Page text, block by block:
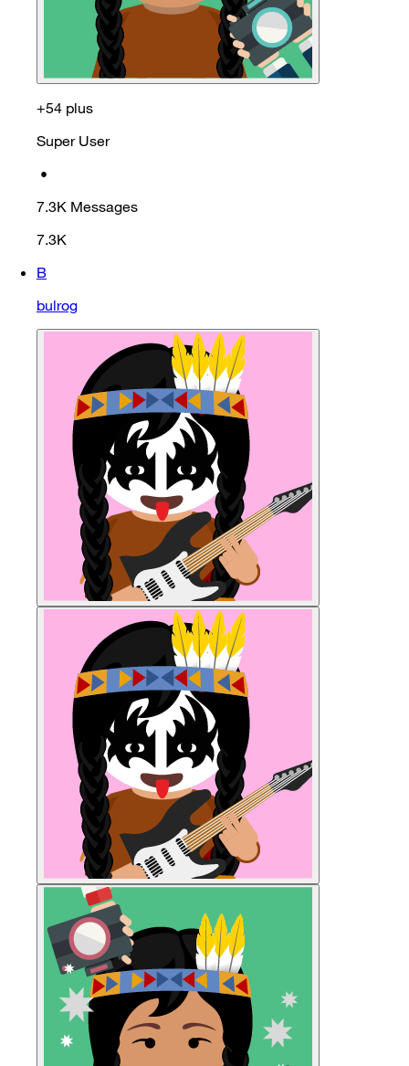
+54 plus
Super User
•
7.3K Messages
7.3K
B
bulrog